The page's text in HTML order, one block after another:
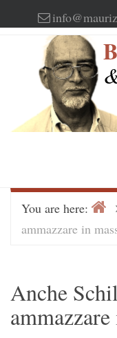
to
You are here:
ammazzare in
Anche